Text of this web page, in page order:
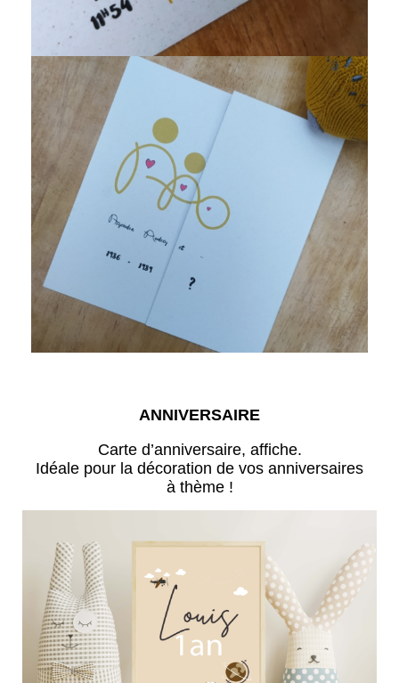
ANNIVERSAIRE
Carte d’anniversaire, affiche.
Idéale pour la décoration de vos anniversaires
à thème !